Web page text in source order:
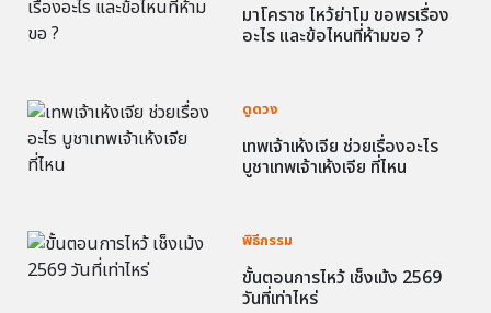
มาโคราช ไหว้ย่าโม ขอพรเรื่อง
อะไร และข้อไหนที่ห้ามขอ ?
ดูดวง
เทพเจ้าเห้งเจีย ช่วยเรื่องอะไร
บูชาเทพเจ้าเห้งเจีย ที่ไหน
พิธีกรรม
ขั้นตอนการไหว้ เช็งเม้ง 2569
วันที่เท่าไหร่